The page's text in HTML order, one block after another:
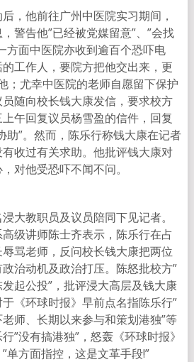
，他前往广州中医院实习期间，
警告他”已经被党媒留意”、”会找
方面中医院亦收到逾百个恐吓电
工作人，要院方把他交出来，更
；尤幸中医院的老师自愿留下保护
随向校长钱大康发信，要求校方
午回复议员杨雪盈的信件，回复
助”。然而，陈乐行称钱大康在记者
收过有关求助。他批评钱大康对
对他受恐吓不闻不问。
大教职员及议员陪同下见记者。
级讲师陈士齐表示，陈乐行在占
骂老师，反问校长钱大康把两位
治动机及政治打压。陈怒批校方”
起公投”，批评浸大高层及钱大康
《环球时报》早前点名指陈乐行”
师、长期以来参与和策划港独”等
”没有搞港独”，怒轰《环球时报》
单方面指控，这是文革手段!”